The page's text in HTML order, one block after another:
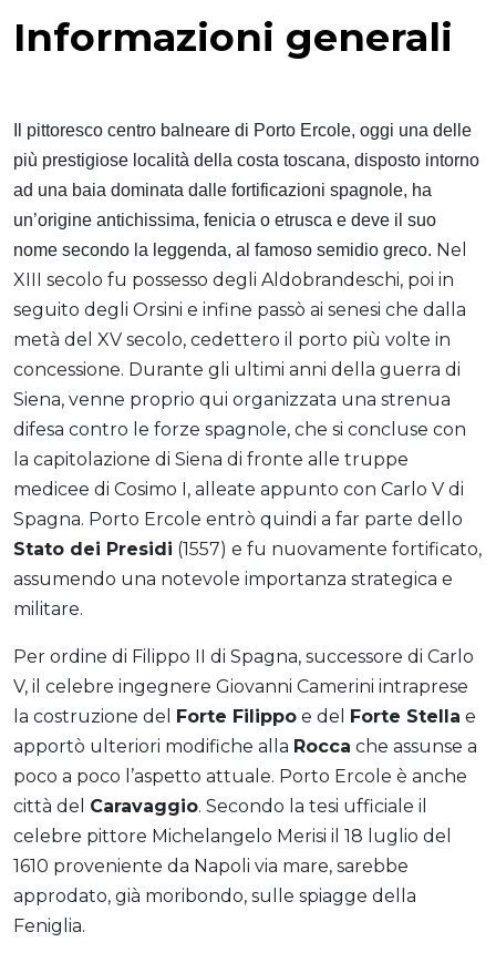
Informazioni generali
Il pittoresco centro balneare di Porto Ercole, oggi una delle
più prestigiose località della costa toscana, disposto intorno
ad una baia dominata dalle fortificazioni spagnole, ha
un’origine antichissima, fenicia o etrusca e deve il suo
nome secondo la leggenda, al famoso semidio greco. Nel
XIII secolo fu possesso degli Aldobrandeschi, poi in
seguito degli Orsini e infine passò ai senesi che dalla
metà del XV secolo, cedettero il porto più volte in
concessione. Durante gli ultimi anni della guerra di
Siena, venne proprio qui organizzata una strenua
difesa contro le forze spagnole, che si concluse con
la capitolazione di Siena di fronte alle truppe
medicee di Cosimo I, alleate appunto con Carlo V di
Spagna. Porto Ercole entrò quindi a far parte dello
Stato dei Presidi (1557) e fu nuovamente fortificato,
assumendo una notevole importanza strategica e
militare.
Per ordine di Filippo II di Spagna, successore di Carlo
V, il celebre ingegnere Giovanni Camerini intraprese
la costruzione del Forte Filippo e del Forte Stella e
apportò ulteriori modifiche alla Rocca che assunse a
poco a poco l’aspetto attuale. Porto Ercole è anche
città del Caravaggio. Secondo la tesi ufficiale il
celebre pittore Michelangelo Merisi il 18 luglio del
1610 proveniente da Napoli via mare, sarebbe
approdato, già moribondo, sulle spiagge della
Feniglia.